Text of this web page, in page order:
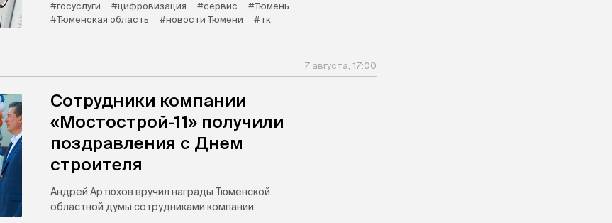
#госуслуги #цифровизация #сервис
#Тюмень
#Тюменская область
#новости Тюмени #тк
7 августа, 17:00
Сотрудники компании
«Мостострой-11» получили
поздравления с Днем
строителя
Андрей Артюхов вручил награды Тюменской
областной думы сотрудниками компании.